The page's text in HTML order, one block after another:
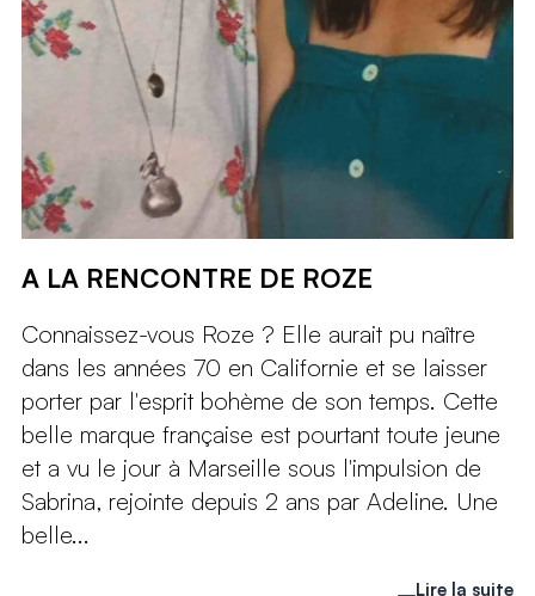
A LA RENCONTRE DE ROZE
Connaissez-vous Roze ? Elle aurait pu naître
dans les années 70 en Californie et se laisser
porter par l'esprit bohème de son temps. Cette
belle marque française est pourtant toute jeune
et a vu le jour à Marseille sous l'impulsion de
Sabrina, rejointe depuis 2 ans par Adeline. Une
belle...
Lire la suite